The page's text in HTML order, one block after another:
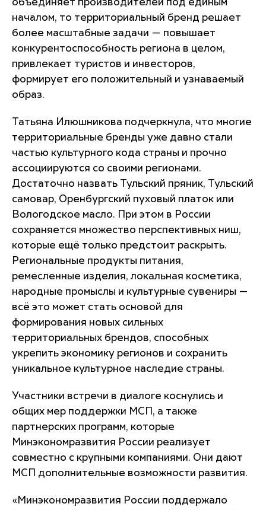
объединяет производителей под единым
началом, то территориальный бренд решает
более масштабные задачи — повышает
конкурентоспособность региона в целом,
привлекает туристов и инвесторов,
формирует его положительный и узнаваемый
образ.
Татьяна Илюшникова подчеркнула, что многие
территориальные бренды уже давно стали
частью культурного кода страны и прочно
ассоциируются со своими регионами.
Достаточно назвать Тульский пряник, Тульский
самовар, Оренбургский пуховый платок или
Вологодское масло. При этом в России
сохраняется множество перспективных ниш,
которые ещё только предстоит раскрыть.
Региональные продукты питания,
ремесленные изделия, локальная косметика,
народные промыслы и культурные сувениры —
всё это может стать основой для
формирования новых сильных
территориальных брендов, способных
укрепить экономику регионов и сохранить
уникальное культурное наследие страны.
Участники встречи в диалоге коснулись и
общих мер поддержки МСП, а также
партнерских программ, которые
Минэкономразвития России реализует
совместно с крупными компаниями. Они дают
МСП дополнительные возможности развития.
« Минэкономразвития России поддержало